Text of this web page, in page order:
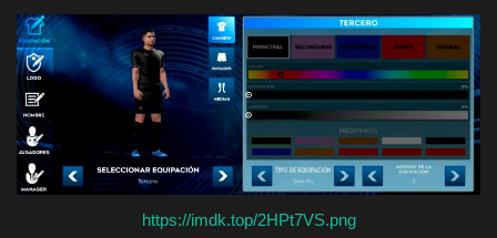
https://imdk.top/2HPt7VS.png